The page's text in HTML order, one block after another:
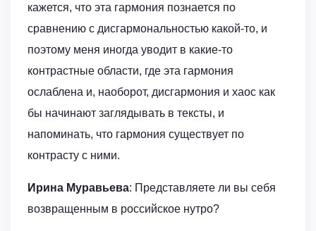
кажется, что эта гармония познается по
сравнению с дисгармональностью какой-то, и
поэтому меня иногда уводит в какие-то
контрастные области, где эта гармония
ослаблена и, наоборот, дисгармония и хаос как
бы начинают заглядывать в тексты, и
напоминать, что гармония существует по
контрасту с ними.
Ирина Муравьева: Представляете ли вы себя
возвращенным в российское нутро?